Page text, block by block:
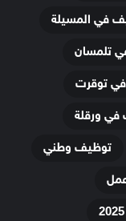
في المسيلة
تلمسان
توقرت
ورقلة
توظيف وطني